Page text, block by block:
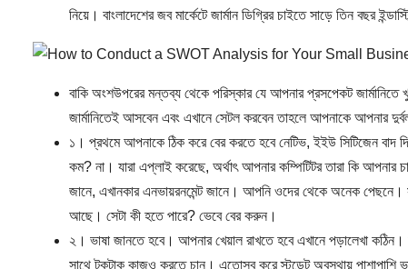
নিয়ে। বাংলাদেশের জব মার্কেটে জার্মান ডিগ্রির চাইতে সাড়ে তিন বছর
বাকি অংশউপরের মন্তব্য থেকে পরিস্কার যে আপনার প্রসপেকট
জার্মানিতেই আসবেন এবং এখানে সেটল করবেন তাহলে আপনাকে আপনার
১। প্রথমে আপনাকে ঠিক করে বের করতে হবে নেটিভ, ইইউ সিটিজেন বাদ
কম? না। যারা এপ্লাই করেছে, অর্থাৎ আপনার কম্পিটিটর তারা কি আপনার
জানে, এখানকার এনভায়রনমেন্ট জানে। আপনি ওদের থেকে অনেক
আছে। সেটা কী হতে পারে? ভেবে বের করুন।
২। ভাষা জানতে হবে। আপনার খেয়াল রাখতে হবে এখানে পড়ালেখা
সাথে টুকটাক কাজও করতে চান। এতোসব করে স্টুডেন্ট অবস্থায় পাশাপাশি